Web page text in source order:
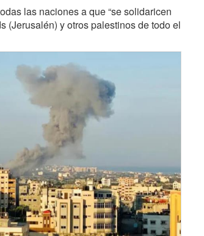
las naciones a que “se solidaricen
(Jerusalén) y otros palestinos de todo el